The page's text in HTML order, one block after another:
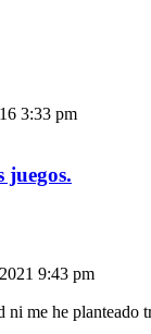
3:33 pm
juegos.
9:43 pm
me he planteado